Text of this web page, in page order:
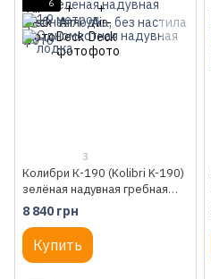
6
3
Колибри К-190 (Kolibri K-190)
зелёная надувная гребная
лодка, без настила
8 840 грн
Купить